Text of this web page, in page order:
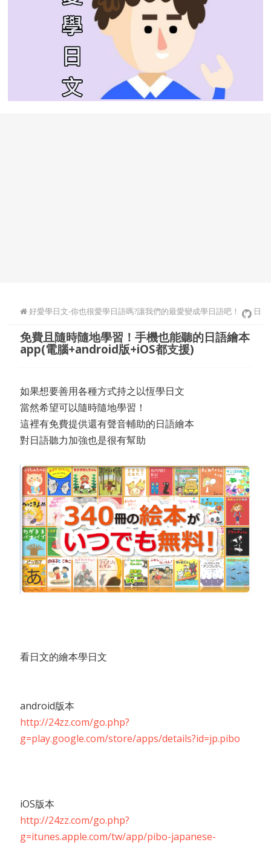
好愛學日文-你也很愛學日語嗎?讓我們的最愛變成學日語吧！ 日
文閱讀自學
免費且隨時隨地學習！手機也能聽的日語繪本
app(電腦+android版+iOS都支援)
如果想要善用各種方式持之以恆學日文
當然希望可以隨時隨地學習！
這裡有免費提供還有聲音輔助的日語繪本
對日語聽力加強也是很有幫助
看日文的繪本學日文
android版本
http://24zz.com/go.php?
g=play.google.com/store/apps/details?id=jp.pibo
iOS版本
http://24zz.com/go.php?
g=itunes.apple.com/tw/app/pibo-japanese-